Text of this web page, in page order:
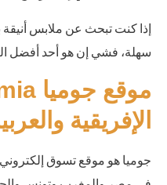
إذا كنت تبحث عن ملابس
سهلة، فشي إن هو أحد أفضل
الإفريقية
جوميا هو موقع تسوق